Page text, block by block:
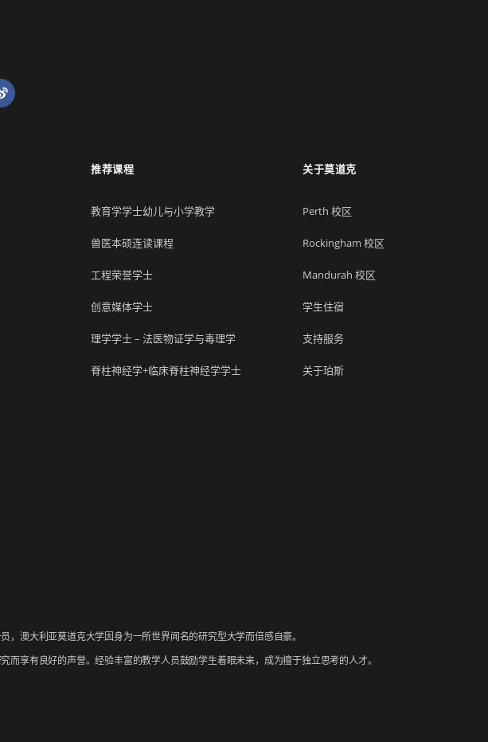
推荐课程
教育学学士幼儿与小学教学
兽医本硕连读课程
工程荣誉学士
创意媒体学士
理学学士 – 法医物证学与毒理学
脊柱神经学+临床脊柱神经学学士
关于莫道克
Perth 校区
Rockingham 校区
Mandurah 校区
学生住宿
支持服务
关于珀斯
，澳大利亚莫道克大学因身为一所世界闻名的研究型大学而倍感自豪。
而享有良好的声誉。经验丰富的教学人员鼓励学生着眼未来，成为擅于独立思考的人才。